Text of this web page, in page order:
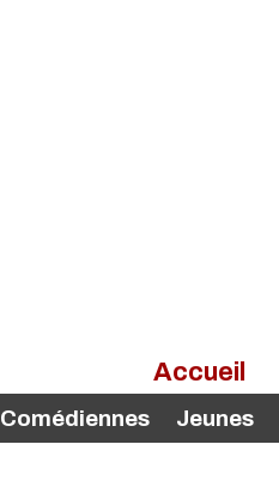
Accueil
Comédiennes Jeunes